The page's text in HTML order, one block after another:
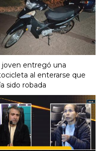
joven entregó una
al enterarse que
sido robada